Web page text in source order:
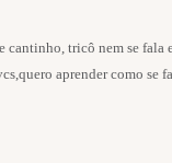
cantinho, tricô nem se fala
aprender como se